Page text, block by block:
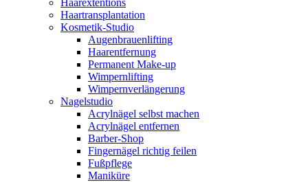
Haarextentions
Haartransplantation
Kosmetik-Studio
Augenbrauenlifting
Haarentfernung
Permanent Make-up
Wimpernlifting
Wimpernverlängerung
Nagelstudio
Acrylnägel selbst machen
Acrylnägel entfernen
Barber-Shop
Fingernägel richtig feilen
Fußpflege
Maniküre